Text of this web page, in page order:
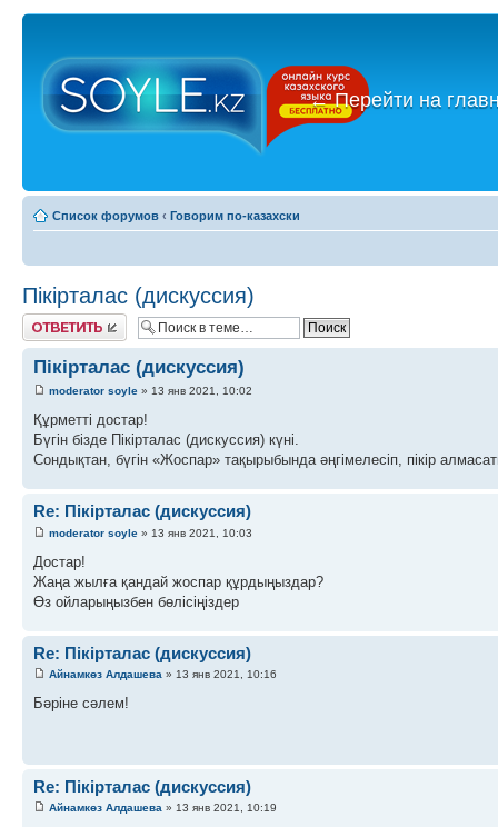
←Перейти на
Список форумов ‹ Говорим по-казахски
Пікірталас (дискуссия)
Ответить
Пікірталас (дискуссия)
moderator soyle » 13 янв 2021, 10:02
Құрметті достар!
Бүгін бізде Пікірталас (дискуссия) күні.
Сондықтан, бүгін «Жоспар» тақырыбында әңгімелесіп, пікір
Re: Пікірталас (дискуссия)
moderator soyle » 13 янв 2021, 10:03
Достар!
Жаңа жылға қандай жоспар құрдыңыздар?
Өз ойларыңызбен бөлісіңіздер
Re: Пікірталас (дискуссия)
Айнамкөз Алдашева » 13 янв 2021, 10:16
Бәріне сәлем!
Re: Пікірталас (дискуссия)
Айнамкөз Алдашева » 13 янв 2021, 10:19